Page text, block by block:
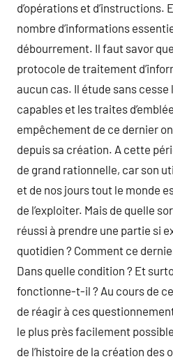
d’opérations et d’instructions.
nombre d’informations
débourrement. Il faut savor
protocole de traitement
aucun cas. Il étude sans
capables et les traites
empêchement de ce dernier
depuis sa création. A cette
de grand rationnelle, car son
et de nos jours tout le monde
de l’exploiter. Mais de quelle
réussi à prendre une partie si
quotidien ? Comment ce
Dans quelle condition ? Et
fonctionne-t-il ? Au cours de
de réagir à ces
le plus près facilement
de l’histoire de la création des